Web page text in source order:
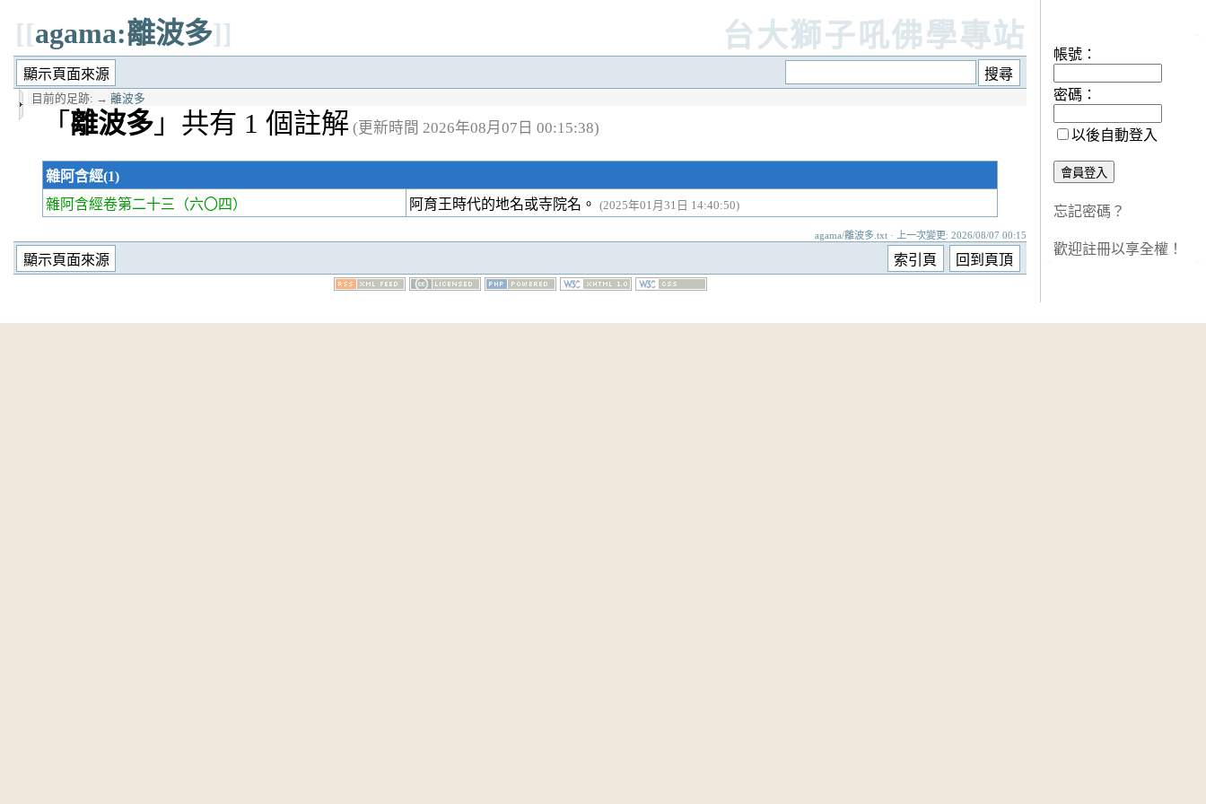
[[agama:離波多]] 台大獅子吼佛學專站
目前的足跡: → 離波多
「 離波多 」共有 1 個註解 (更新時間 2026年08月07日 00:15:38)
雜阿含經(1)
雜阿含經卷第二十三
（六〇四） 阿育王時代的地名或寺院名。 (2025年01月31日 14:40:50)
agama/離波多.txt · 上一次變更: 2026/08/07 00:15
帳號：
密碼：
以後自動登入
忘記密碼？
歡迎註冊以享全權！